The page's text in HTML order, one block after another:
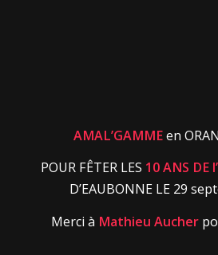
AMAL’GAMMEen
POUR FÊTER LES 10 ANS DE
D’EAUBONNE LE 29
Merci à Mathieu Aucher